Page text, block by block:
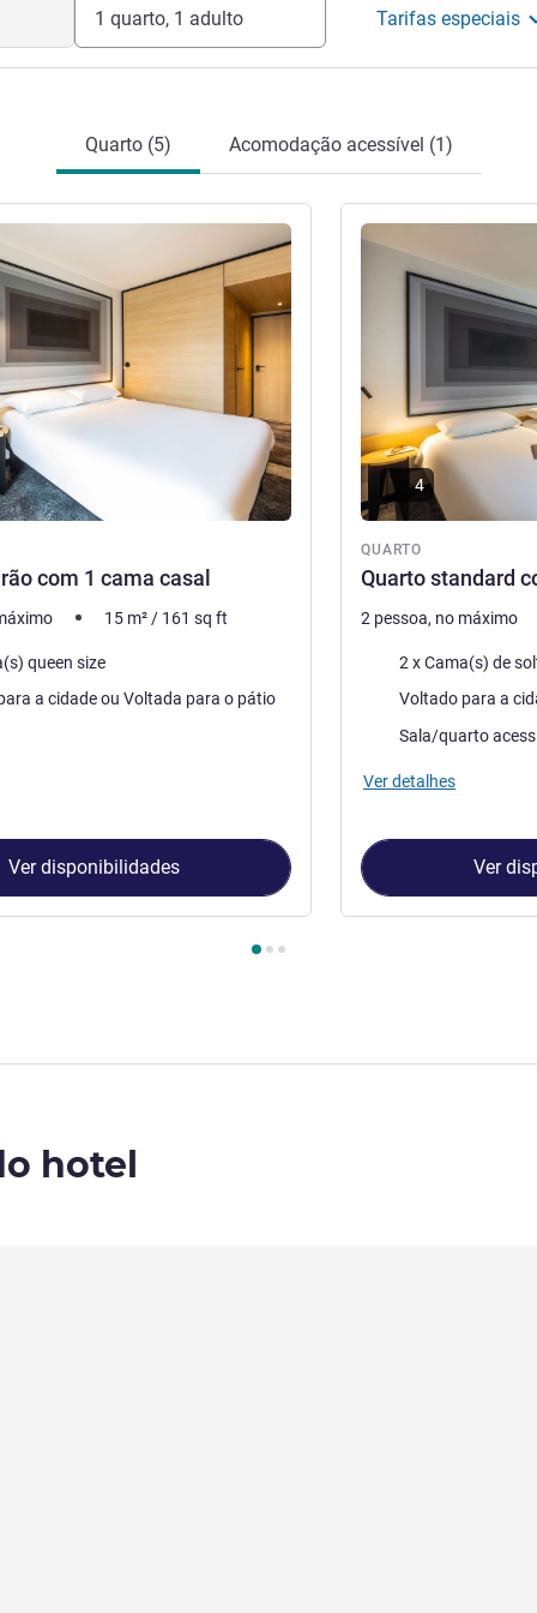
1 quarto, 1 adulto Tarifas especiais
Quarto (5) Acomodação acessível (1)
com 1 cama casal
15 m² / 161 sq ft
queen size
Voltado para a cidade ou Voltada para o pátio
Ver disponibilidades
QUARTO
Quarto standard
Ver detalhes
4
2 pessoa, no máximo
Roupa de cama
2 x Cama(s) de
Vistas:
Sala/quarto
Ver detalhes
Ver
hotel